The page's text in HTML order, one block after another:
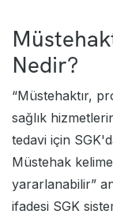
Nedir?
“Müstehaktır,
sağlık
tedavi için
Müstehak
yararlanabilir”
ifadesi SGK